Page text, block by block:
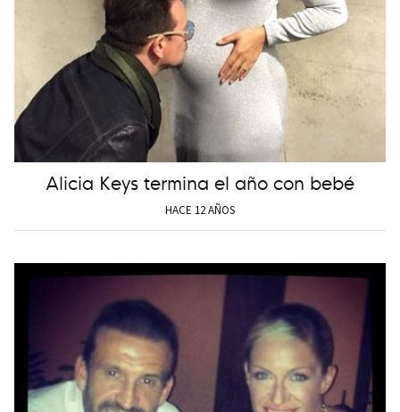
Alicia Keys termina el año con bebé
HACE 12 AÑOS